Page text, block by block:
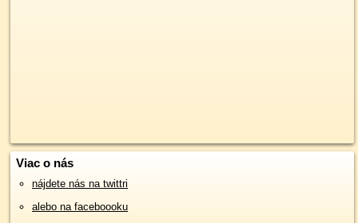
Viac o nás
nájdete nás na twittri
alebo na faceboooku